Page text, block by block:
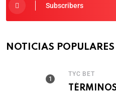
Subscribers
NOTICIAS POPULARES
TYC BET